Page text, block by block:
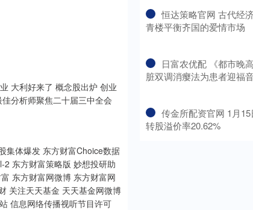
大利好来了 概念股出炉 创业
分析师聚焦二十届三中全会
集体爆发 东方财富Choice数据
东方财富策略版 妙想投研助
东方财富网微博 东方财富网
关注天天基金 天天基金网微博
信息网络传播视听节目许可
恒达策略官网 古代经
青楼平衡齐国的爱情市场
日富农优配 《都市晚
脏双调消瘿法为患者迎福
传金所配资官网 1月15
转股溢价率20.62%